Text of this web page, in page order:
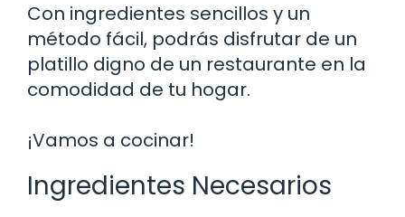
Con ingredientes sencillos y un
método fácil, podrás disfrutar de un
platillo digno de un restaurante en la
comodidad de tu hogar.
¡Vamos a cocinar!
Ingredientes Necesarios